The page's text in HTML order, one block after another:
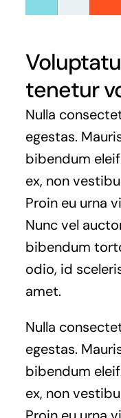
tenetur
Nulla
egestas.
bibendum
ex, non
Proin eu urna
Nunc vel
bibendum
odio, id
amet.
Nulla
egestas.
bibendum
ex, non